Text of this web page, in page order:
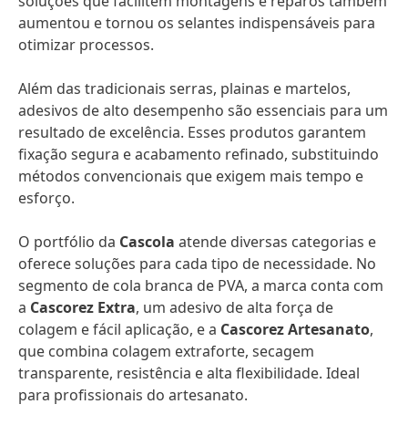
aumentou e tornou os selantes indispensáveis para
otimizar processos.
Além das tradicionais serras, plainas e martelos,
adesivos de alto desempenho são essenciais para um
resultado de excelência. Esses produtos garantem
fixação segura e acabamento refinado, substituindo
métodos convencionais que exigem mais tempo e
esforço.
O portfólio da Cascola atende diversas categorias e
oferece soluções para cada tipo de necessidade. No
segmento de cola branca de PVA, a marca conta com
a Cascorez Extra, um adesivo de alta força de
colagem e fácil aplicação, e a Cascorez Artesanato,
que combina colagem extraforte, secagem
transparente, resistência e alta flexibilidade. Ideal
para profissionais do artesanato.